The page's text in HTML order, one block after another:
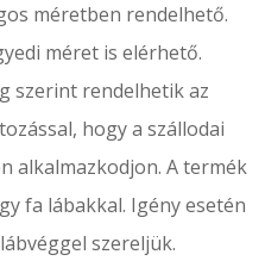
méretben rendelhető.
méret is elérhető.
szerint rendelhetik az
hogy a szállodai
alkalmazkodjon. A termék
fa lábakkal. Igény esetén
szereljük.